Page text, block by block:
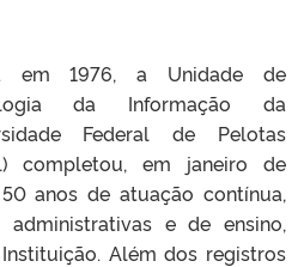
em 1976, a Unidade de
da Informação da
Federal de Pelotas
completou, em janeiro de
anos de atuação contínua,
e de ensino,
Além dos registros